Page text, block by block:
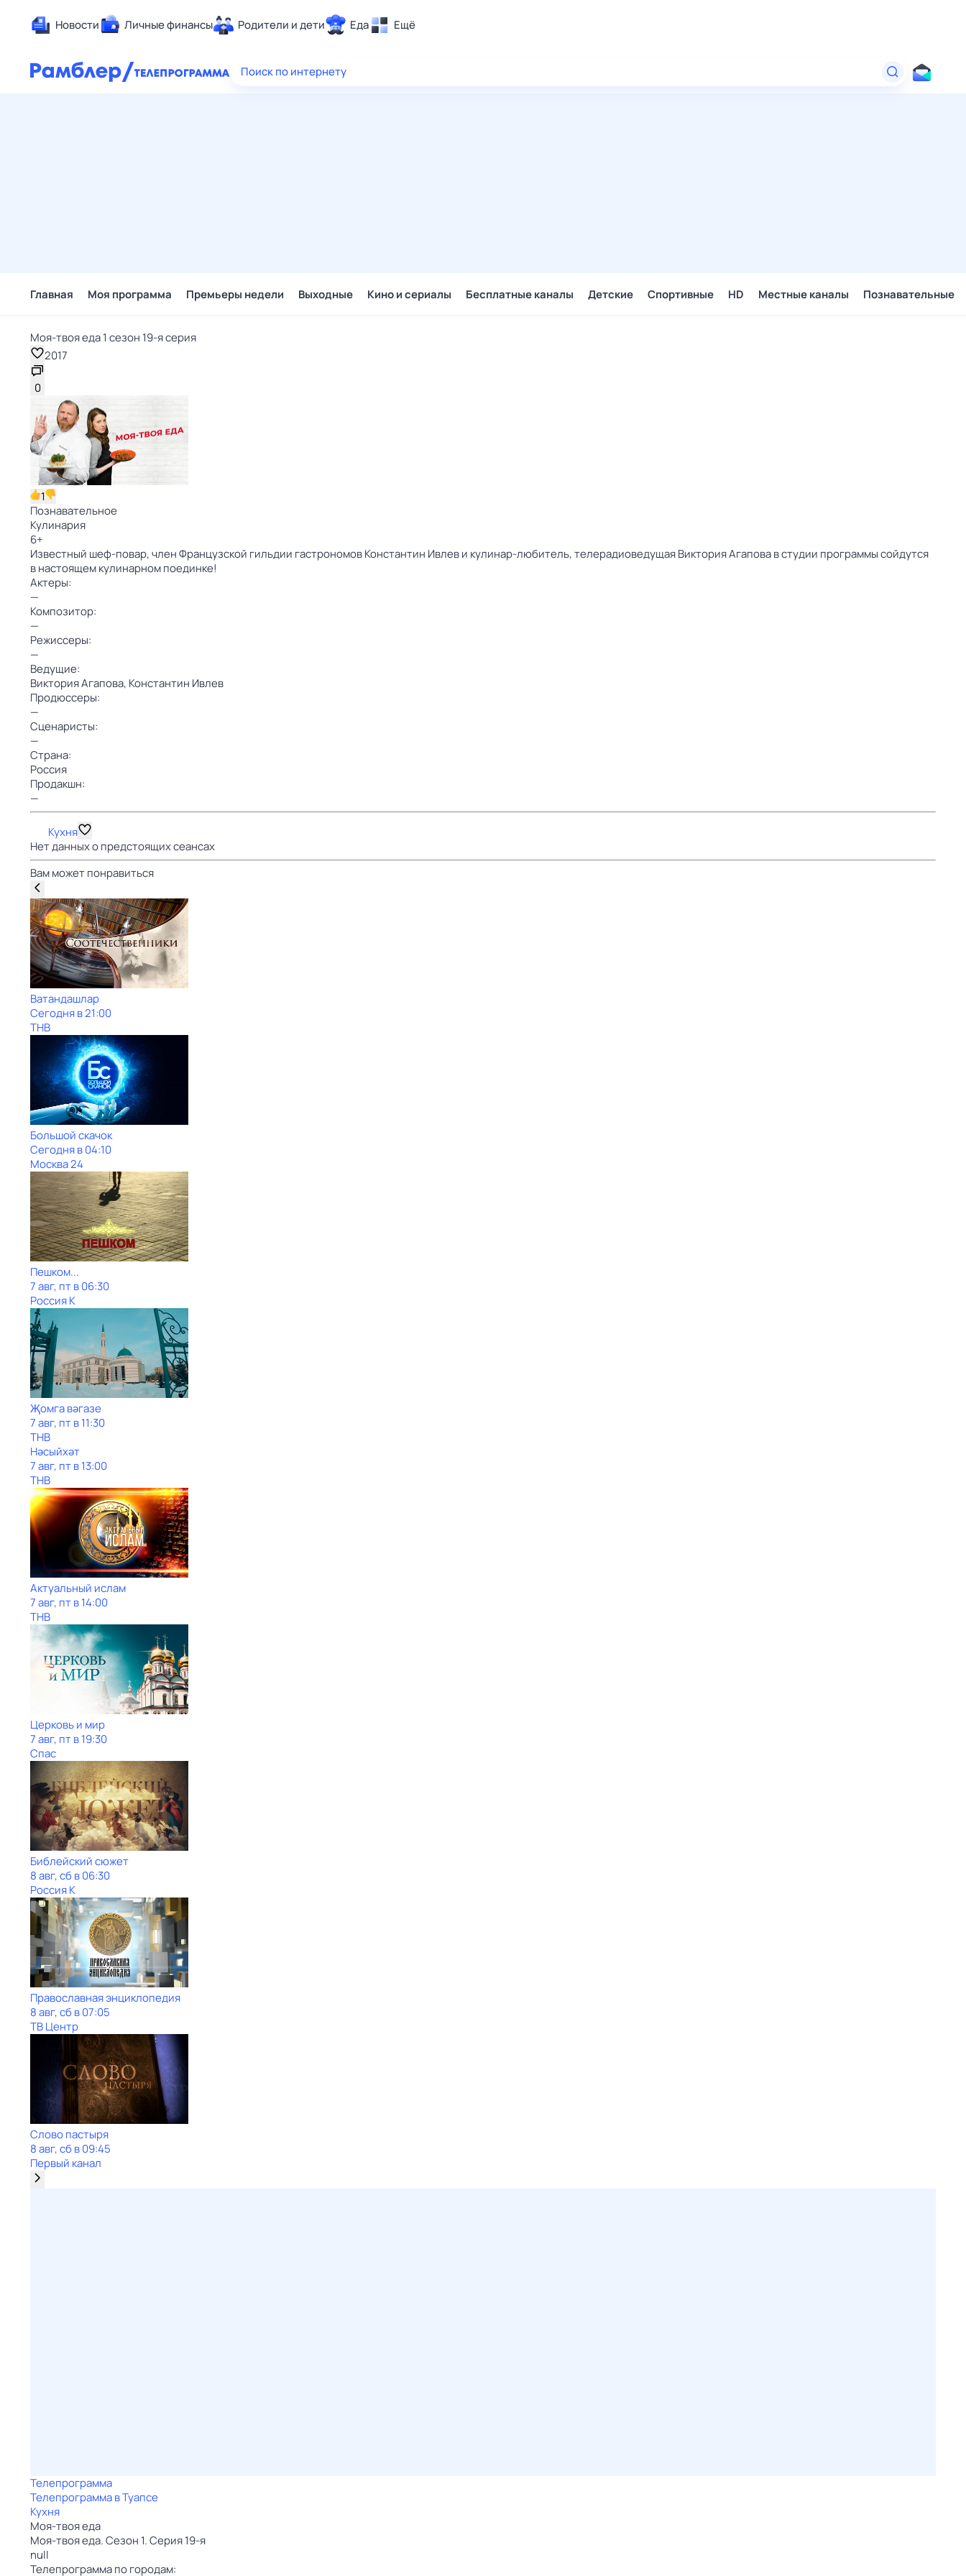
Новости Личные финансы Родители и дети Еда Ещё
Здоровье
Поиск по интернету
Главная Моя программа Премьеры недели Выходные Кино и сериалы Бесплатные каналы Детские Спортивные HD Местные каналы Познавательные
Моя-твоя еда 1 сезон 19-я серия
2017
0
1
Познавательное
Кулинария
6+
Известный шеф-повар, член Французской гильдии гастрономов Константин Ивлев и кулинар-любитель, телерадиоведущая Виктория Агапова в студии программы сойдутся
в настоящем кулинарном поединке!
Актеры:
—
Композитор:
—
Режиссеры:
—
Ведущие:
Виктория Агапова, Константин Ивлев
Продюссеры:
—
Сценаристы:
—
Страна:
Россия
Продакшн:
—
Кухня
Нет данных о предстоящих сеансах
Вам может понравиться
Ватандашлар
Сегодня в 21:00
ТНВ
Большой скачок
Сегодня в 04:10
Москва 24
Пешком...
7 авг, пт в 06:30
Россия К
Җомга вәгазе
7 авг, пт в 11:30
ТНВ
Нәсыйхәт
7 авг, пт в 13:00
ТНВ
Актуальный ислам
7 авг, пт в 14:00
ТНВ
Церковь и мир
7 авг, пт в 19:30
Спас
Библейский сюжет
8 авг, сб в 06:30
Россия К
Православная энциклопедия
8 авг, сб в 07:05
ТВ Центр
Слово пастыря
8 авг, сб в 09:45
Первый канал
Телепрограмма
Телепрограмма в Туапсе
Кухня
Моя-твоя еда
Моя-твоя еда. Сезон 1. Серия 19-я
null
Телепрограмма по городам: